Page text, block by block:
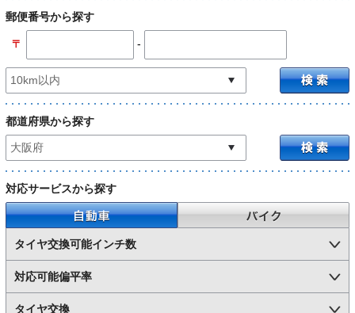
郵便番号から探す
〒 -
都道府県から探す
対応サービスから探す
自動車
タイヤ交換可能インチ数
対応可能偏平率
タイヤ交換